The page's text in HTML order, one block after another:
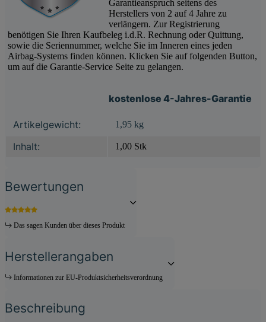
Garantieanspruch seitens des
Herstellers von 2 auf 4 Jahre zu
verlängern. Zur Registrierung
benötigen Sie Ihren Kaufbeleg i.d.R. Rechnung oder Quittung,
sowie die Seriennummer, welche Sie im Inneren eines jeden
Airbag-Systems finden können. Klicken Sie auf folgenden Button,
um auf die Garantie-Service Seite zu gelangen.
kostenlose 4-Jahres-Garantie
Produkteigenschaft
Wert
Artikelgewicht: 1,95 kg
Inhalt: 1,00 Stk
Bewertungen
Das sagen Kunden über dieses Produkt
Herstellerangaben
Informationen zur EU-Produktsicherheitsverordnung
Beschreibung